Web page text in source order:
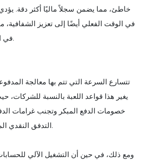
خاطئ، مما يضمن سجلاً ماليًا أكثر دقة.
في الوقت الفعلي أيضًا إلى تعزيز
في الصحة المالية للشركة.
تتسارع السرعة التي تتم بها معالجة
يغير هذا قواعد اللعبة بالنسبة
خصومات الدفع المبكر وتجنب غرامات
التدفق النقدي المحسنة إمكانية حقيقية.
ومع ذلك، في حين أن التشغيل الآلي